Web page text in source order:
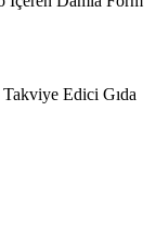
Edici Gıda